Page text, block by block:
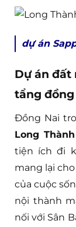
dự án
Dự án đất
tẩng
Đồng Nai
Long
tiện ích đi
mang lại
của cuộc
nội thành
nối với Sân